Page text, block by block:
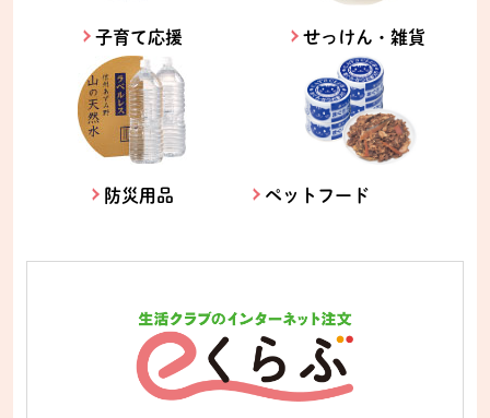
子育て応援 せっけん・雑貨
防災用品 ペットフード